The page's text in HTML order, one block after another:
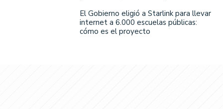
El Gobierno eligió a Starlink para llevar
internet a 6.000 escuelas públicas:
cómo es el proyecto